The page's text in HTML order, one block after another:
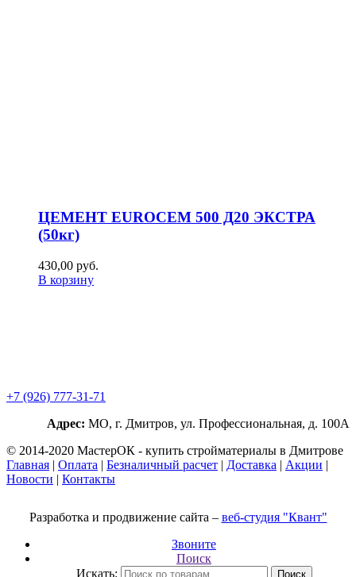
ЦЕМЕНТ EUROCEM 500 Д20 ЭКСТРА
(50кг)
430,00 руб.
В корзину
+7 (926) 777-31-71
Адрес: МО, г. Дмитров, ул. Профессиональная, д. 100А
© 2014-2020 МастерОК - купить стройматериалы в Дмитрове
Главная | Оплата | Безналичный расчет | Доставка | Акции |
Новости | Контакты
Разработка и продвижение сайта – веб-студия "Квант"
Звоните
Поиск
Искать:
Поиск